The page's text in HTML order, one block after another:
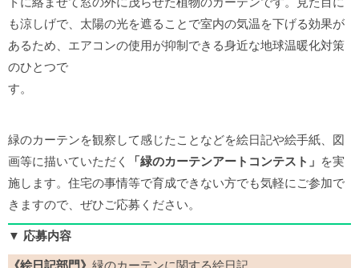
も涼しげで、太陽の光を遮ることで室内の気温を下げる効果が
あるため、エアコンの使用が抑制できる身近な地球温暖化対策
のひとつで
す。
緑のカーテンを観察して感じたことなどを絵日記や絵手紙、図
画等に描いていただく
「緑のカーテンアートコンテスト」 を実
施します。住宅の事情等で育成できない方でも気軽にご参加で
きますので、ぜひご応募ください。
▼ 応募内容
《絵日記部門》 緑のカーテンに関する絵日記